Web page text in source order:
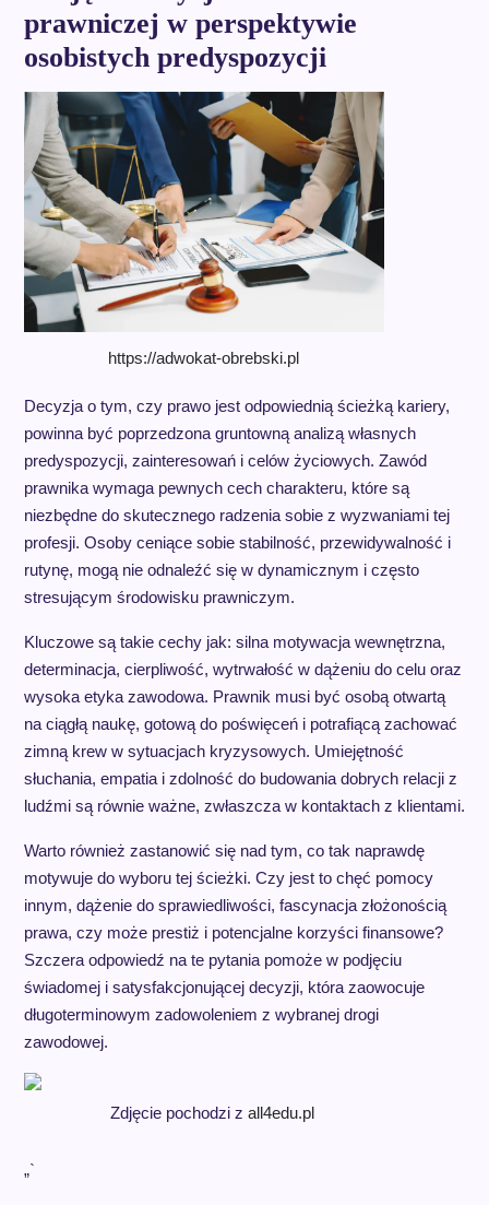
prawniczej w perspektywie
osobistych predyspozycji
https://adwokat-obrebski.pl
Decyzja o tym, czy prawo jest odpowiednią ścieżką kariery,
powinna być poprzedzona gruntowną analizą własnych
predyspozycji, zainteresowań i celów życiowych. Zawód
prawnika wymaga pewnych cech charakteru, które są
niezbędne do skutecznego radzenia sobie z wyzwaniami tej
profesji. Osoby ceniące sobie stabilność, przewidywalność i
rutynę, mogą nie odnaleźć się w dynamicznym i często
stresującym środowisku prawniczym.
Kluczowe są takie cechy jak: silna motywacja wewnętrzna,
determinacja, cierpliwość, wytrwałość w dążeniu do celu oraz
wysoka etyka zawodowa. Prawnik musi być osobą otwartą
na ciągłą naukę, gotową do poświęceń i potrafiącą zachować
zimną krew w sytuacjach kryzysowych. Umiejętność
słuchania, empatia i zdolność do budowania dobrych relacji z
ludźmi są równie ważne, zwłaszcza w kontaktach z klientami.
Warto również zastanowić się nad tym, co tak naprawdę
motywuje do wyboru tej ścieżki. Czy jest to chęć pomocy
innym, dążenie do sprawiedliwości, fascynacja złożonością
prawa, czy może prestiż i potencjalne korzyści finansowe?
Szczera odpowiedź na te pytania pomoże w podjęciu
świadomej i satysfakcjonującej decyzji, która zaowocuje
długoterminowym zadowoleniem z wybranej drogi
zawodowej.
Zdjęcie pochodzi zall4edu.pl
„`